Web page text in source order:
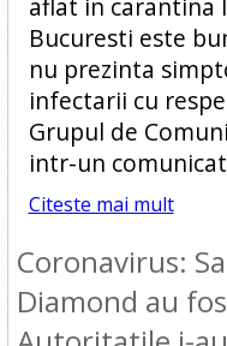
aflat in carantina
Bucuresti este
nu prezinta
infectarii cu
Grupul de
intr-un
Citeste mai mult
Coronavirus:
Diamond au